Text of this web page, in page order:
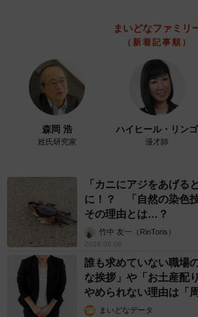
まいどなファミリ
（新着記事順）
森岡 浩
姓氏研究家
ハイヒール・リンゴ
漫才師
「カニにアジをあげる
に！？ 「自然の染色
その理由とは…？
竹中 友一（RinToris）
2026.08.06
誰も求めていない職場
な挨拶」や「お土産配
やめられない理由は「
まいどなデータ